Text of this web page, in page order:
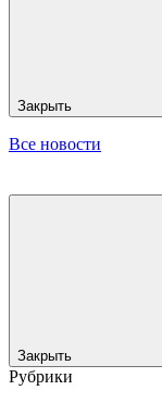
Закрыть
Все новости
Закрыть
Рубрики